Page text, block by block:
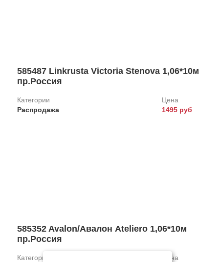
585487 Linkrusta Victoria Stenova 1,06*10м
пр.Россия
Категории
Распродажа
Цена
1495 руб
585352 Avalon/Авалон Ateliero 1,06*10м
пр.Россия
Категории Цена